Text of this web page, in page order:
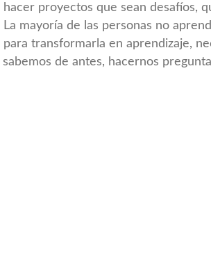
proyectos que sean desafíos,
mayoría de las personas no
transformarla en aprendizaje,
de antes, hacernos